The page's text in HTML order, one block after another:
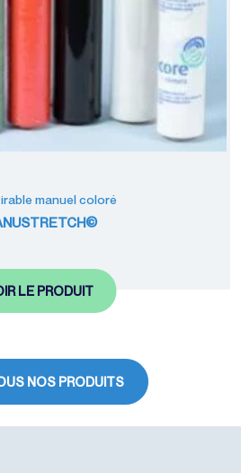
manuel coloré
LE PRODUIT
NOS PRODUITS